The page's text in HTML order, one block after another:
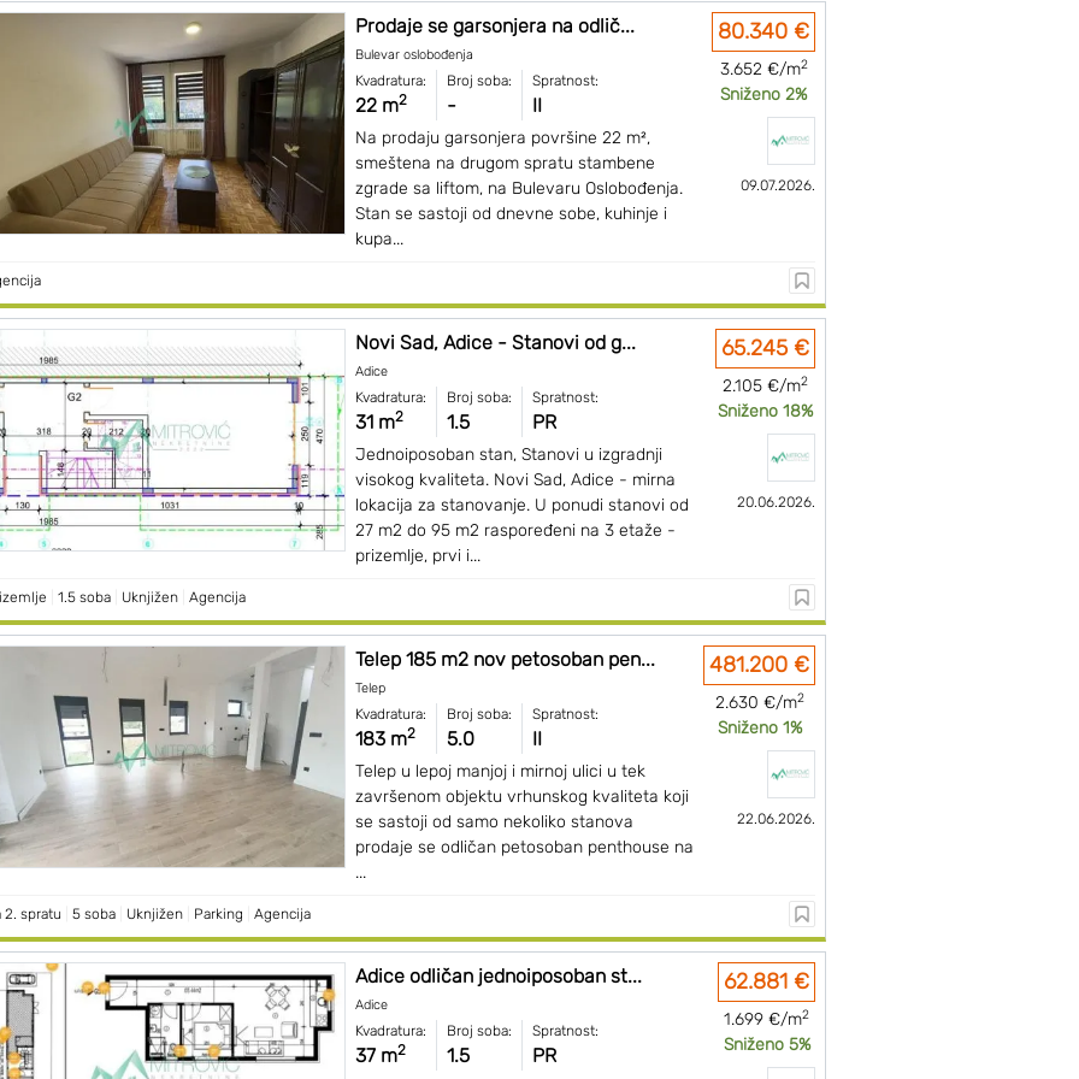
Prodaje se garsonjera na odlič...
Bulevar oslobođenja
Kvadratura:
22 m2
Broj soba:
-
Spratnost:
II
Na prodaju garsonjera površine 22 m²,
smeštena na drugom spratu stambene
zgrade sa liftom, na Bulevaru Oslobođenja.
Stan se sastoji od dnevne sobe, kuhinje i
kupa...
80.340 €
3.652 €/m2
Sniženo 2%
09.07.2026.
Novi Sad, Adice - Stanovi od g...
Adice
Kvadratura:
31 m2
Broj soba:
1.5
Spratnost:
PR
Jednoiposoban stan, Stanovi u izgradnji
visokog kvaliteta. Novi Sad, Adice - mirna
lokacija za stanovanje. U ponudi stanovi od
27 m2 do 95 m2 raspoređeni na 3 etaže -
prizemlje, prvi i...
65.245 €
2.105 €/m2
Sniženo 18%
20.06.2026.
1.5 soba Uknjižen Agencija
Telep 185 m2 nov petosoban pen...
Telep
Kvadratura:
183 m2
Broj soba:
5.0
Spratnost:
II
Telep u lepoj manjoj i mirnoj ulici u tek
završenom objektu vrhunskog kvaliteta koji
se sastoji od samo nekoliko stanova
prodaje se odličan petosoban penthouse na
...
481.200 €
2.630 €/m2
Sniženo 1%
22.06.2026.
2. spratu 5 soba Uknjižen Parking Agencija
Adice odličan jednoiposoban st...
Adice
Kvadratura:
37 m2
Broj soba:
1.5
Spratnost:
PR
62.881 €
1.699 €/m2
Sniženo 5%